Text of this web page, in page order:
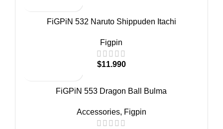
FiGPiN 532 Naruto Shippuden Itachi
Figpin
$11.990
FiGPiN 553 Dragon Ball Bulma
Accessories, Figpin